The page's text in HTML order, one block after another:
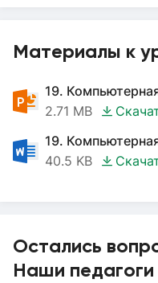
Материалы к
19.
2.71 MB
19.
40.5 KB
Остались
Наши